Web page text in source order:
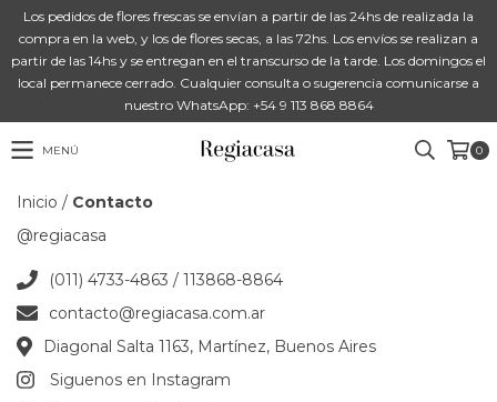
Los pedidos de flores frescas se envían a partir de las 24hs de realizada la
compra en la web, y los de flores secas, a las 72hs. Los envíos se realizan a
partir de las 14hs y se entregan en el transcurso de la tarde. Los domingos el
local permanece cerrado. Cualquier consulta o sugerencia comunicarse a
nuestro WhatsApp: +54 9 113 868 8864
MENÚ 0
Inicio / Contacto
@regiacasa
(011) 4733-4863 / 113868-8864
contacto@regiacasa.com.ar
Diagonal Salta 1163, Martínez, Buenos Aires
Siguenos en Instagram